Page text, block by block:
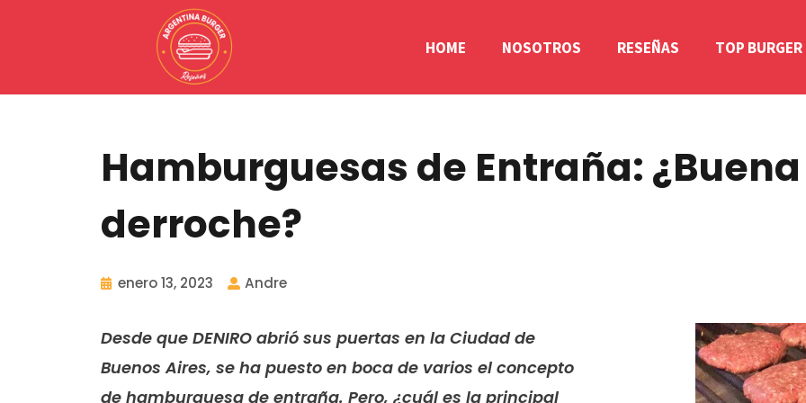
HOME NOSOTROS RESEÑAS TOP BURGER
Hamburguesas de Entraña:
derroche?
enero 13, 2023 Andre
Desde que DENIRO abrió sus puertas en la Ciudad de
Buenos Aires, se ha puesto en boca de varios el concepto
de hamburguesa de entraña. Pero, ¿cuál es la principal